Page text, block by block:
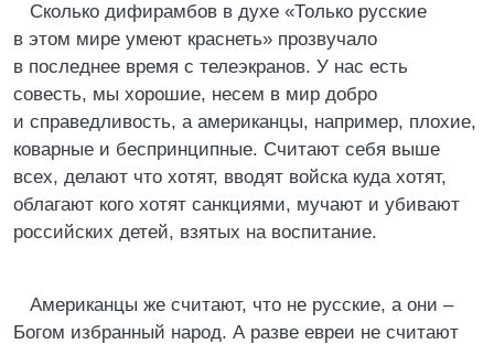
Сколько дифирамбов в духе «Только русские
в этом мире умеют краснеть» прозвучало
в последнее время с телеэкранов. У нас есть
совесть, мы хорошие, несем в мир добро
и справедливость, а американцы, например, плохие,
коварные и беспринципные. Считают себя выше
всех, делают что хотят, вводят войска куда хотят,
облагают кого хотят санкциями, мучают и убивают
российских детей, взятых на воспитание.
Американцы же считают, что не русские, а они –
Богом избранный народ. А разве евреи не считают